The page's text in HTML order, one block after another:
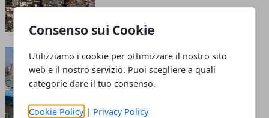
Consenso sui Cookie
Utilizziamo i cookie per ottimizzare il nostro sito
web e il nostro servizio. Puoi scegliere a quali
categorie dare il tuo consenso.
Cookie Policy | Privacy Policy
Alla scoperta della Puglia
11 ago 2016